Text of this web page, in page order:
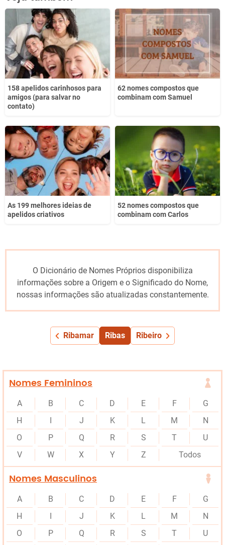
Este conteúdo não tem a informação que procuro
Outro
158 apelidos carinhosos para
amigos (para salvar no
contato)
62 nomes compostos que
combinam com Samuel
As 199 melhores ideias de
apelidos criativos
52 nomes compostos que
combinam com Carlos
O Dicionário de Nomes Próprios disponibiliza
informações sobre a Origem e o Significado do Nome,
nossas informações são atualizadas constantemente.
Ribamar Ribas Ribeiro
Nomes Femininos
A B C D E F
G
H
J K L M
N
O
P Q R S T
U
V
W X Y Z Todos
Nomes Masculinos
A B C D E F
G
H
J K L M
N
O
P Q R S T
U